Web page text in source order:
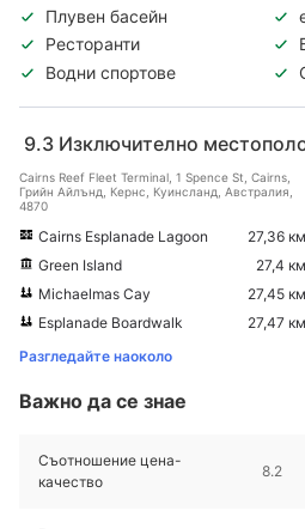
Плувен басейн
Ресторанти
Водни спортове
9.3 Изключително
Cairns Reef Fleet Terminal, 1 Spence St, Cairns,
Грийн Айлънд, Кeрнс, Куинсланд, Австралия,
4870
Cairns Esplanade Lagoon
27,36
Green Island
27,4
Michaelmas Cay
27,45
Esplanade Boardwalk
27,47
Разгледайте наоколо
Важно да се знае
Съотношение цена-
качество
8.2